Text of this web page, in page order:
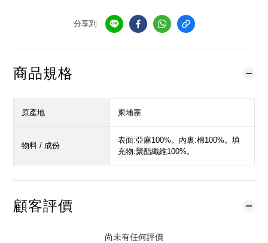
分享到
商品規格
原產地 柬埔寨
物料 / 成份
表面:亞麻100%。內裏:棉100%。填
充物:聚酯纖維100%。
顧客評價
尚未有任何評價